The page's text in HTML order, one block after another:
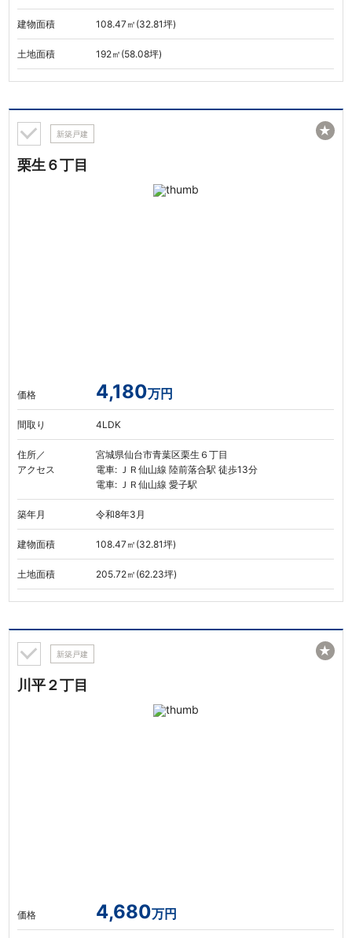
建物面積 108.47㎡(32.81坪)
土地面積 192㎡(58.08坪)
新築戸建
栗生６丁目
価格 4,180万円
間取り 4LDK
住所／
アクセス
宮城県仙台市青葉区栗生６丁目
電車: ＪＲ仙山線 陸前落合駅 徒歩13分
電車: ＪＲ仙山線 愛子駅
築年月 令和8年3月
建物面積 108.47㎡(32.81坪)
土地面積 205.72㎡(62.23坪)
★
新築戸建
川平２丁目
価格 4,680万円
★